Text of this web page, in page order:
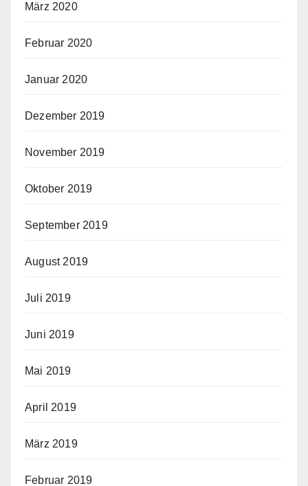
März 2020
Februar 2020
Januar 2020
Dezember 2019
November 2019
Oktober 2019
September 2019
August 2019
Juli 2019
Juni 2019
Mai 2019
April 2019
März 2019
Februar 2019